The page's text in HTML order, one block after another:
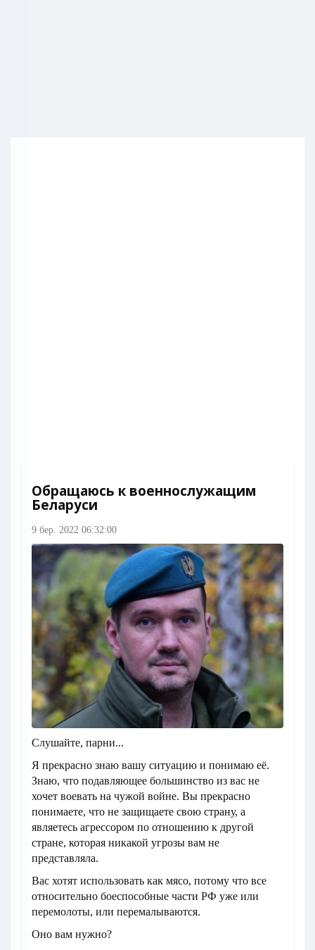
Обращаюсь к военнослужащим
Беларуси
9 бер. 2022 06:32:00
Слушайте, парни...
Я прекрасно знаю вашу ситуацию и понимаю её.
Знаю, что подавляющее большинство из вас не
хочет воевать на чужой войне. Вы прекрасно
понимаете, что не защищаете свою страну, а
являетесь агрессором по отношению к другой
стране, которая никакой угрозы вам не
представляла.
Вас хотят использовать как мясо, потому что все
относительно боеспособные части РФ уже или
перемолоты, или перемалываются.
Оно вам нужно?